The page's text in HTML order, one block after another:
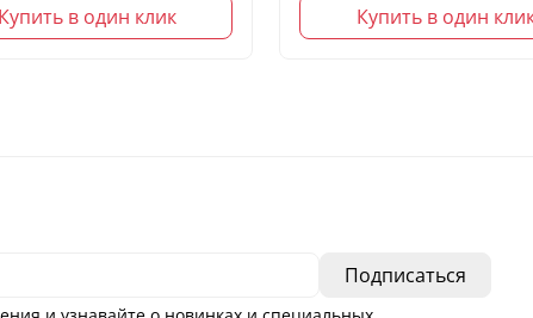
Купить в один клик Купить в один